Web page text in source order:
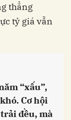
thẳng
tỷ giá vẫn
“xấu”,
Cơ hội
đều, mà